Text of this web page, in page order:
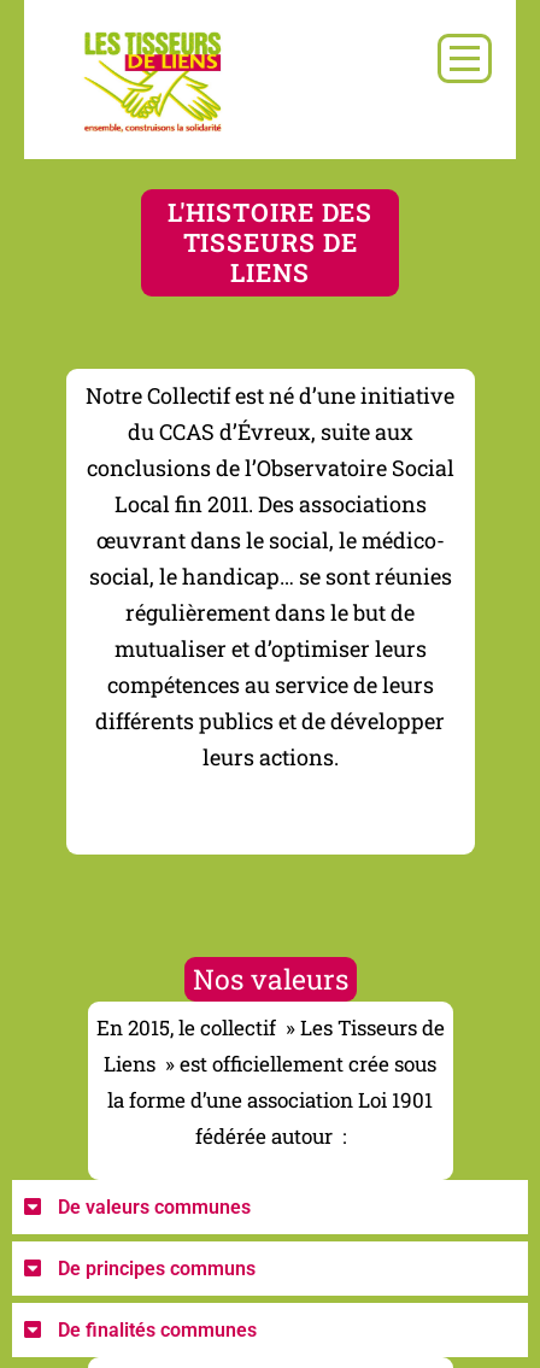
L'HISTOIRE DES
TISSEURS DE
LIENS
Notre Collectif est né d’une initiative
du CCAS d’Évreux, suite aux
conclusions de l’Observatoire Social
Local fin 2011. Des associations
œuvrant dans le social, le médico-
social, le handicap… se sont réunies
régulièrement dans le but de
mutualiser et d’optimiser leurs
compétences au service de leurs
différents publics et de développer
leurs actions.
Nos valeurs
En 2015, le collectif » Les Tisseurs de
Liens » est officiellement crée sous
la forme d’une association Loi 1901
fédérée autour :
De valeurs communes
De principes communs
De finalités communes